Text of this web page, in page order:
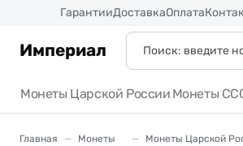
ГарантииДоставкаОплата
Империал
Монеты Царской России Монеты
Главная Монеты Монеты Царской